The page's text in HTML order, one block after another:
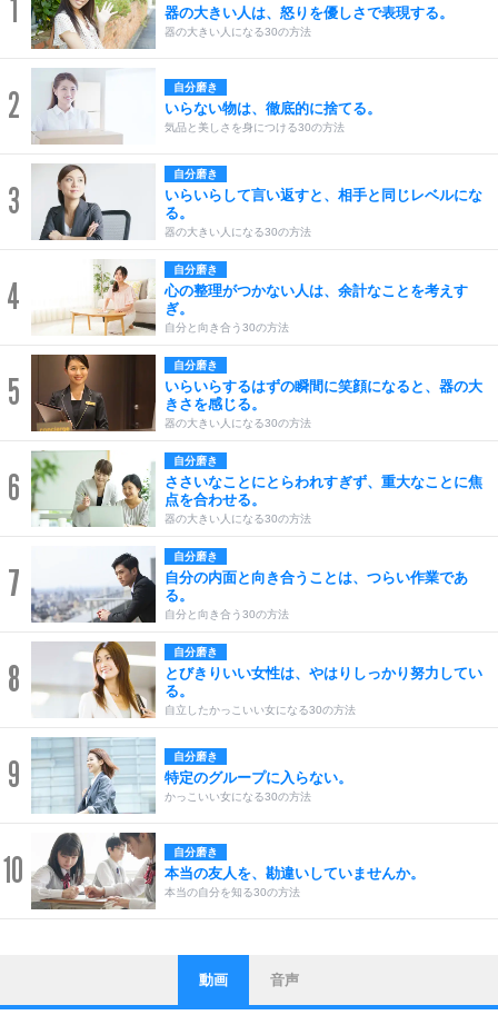
1 器の大きい人は、怒りを優しさで表現する。
器の大きい人になる30の方法
2 自分磨き
いらない物は、徹底的に捨てる。
気品と美しさを身につける30の方法
3
自分磨き
いらいらして言い返すと、相手と同じレベルにな
る。
器の大きい人になる30の方法
4
自分磨き
心の整理がつかない人は、余計なことを考えす
ぎ。
自分と向き合う30の方法
5
自分磨き
いらいらするはずの瞬間に笑顔になると、器の大
きさを感じる。
器の大きい人になる30の方法
6
自分磨き
ささいなことにとらわれすぎず、重大なことに焦
点を合わせる。
器の大きい人になる30の方法
7
自分磨き
自分の内面と向き合うことは、つらい作業であ
る。
自分と向き合う30の方法
8
自分磨き
とびきりいい女性は、やはりしっかり努力してい
る。
自立したかっこいい女になる30の方法
9 自分磨き
特定のグループに入らない。
かっこいい女になる30の方法
10 自分磨き
本当の友人を、勘違いしていませんか。
本当の自分を知る30の方法
1
ストレス対策
他人と比べない。
動画 音声